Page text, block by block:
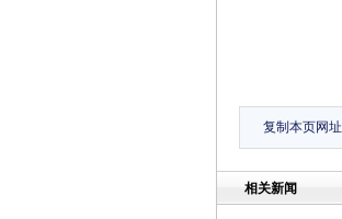
复制本页网址
相关新闻